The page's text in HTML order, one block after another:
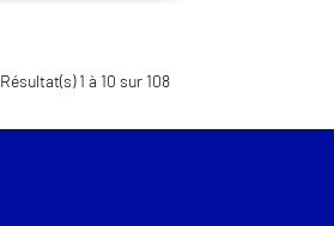
Résultat(s) 1 à 10 sur 108